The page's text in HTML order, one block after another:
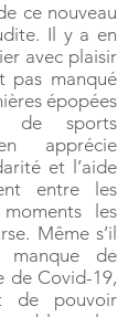
ce nouveau
Il y a en
avec plaisir
pas manqué
épopées
de sports
apprécie
et l’aide
entre les
les
Même s’il
de
de Covid-19,
de pouvoir